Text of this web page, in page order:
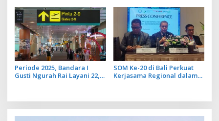
Rai Bali Terdampak
Periode 2025, Bandara I
Gusti Ngurah Rai Layani 22,1
SOM Ke-20 di Bali Perkuat
Kerjasama Regional dalam